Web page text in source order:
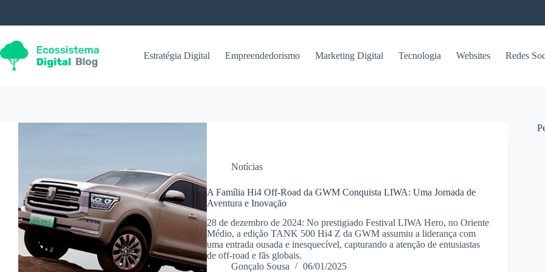
o
Estratégia Digital Empreendedorismo Marketing Digital Tecnologia Websites Redes
Notícias
A Família Hi4 Off-Road da GWM Conquista LIWA: Uma Jornada de
Aventura e Inovação
28 de dezembro de 2024: No prestigiado Festival LIWA Hero, no Oriente
Médio, a edição TANK 500 Hi4 Z da GWM assumiu a liderança com
uma entrada ousada e inesquecível, capturando a atenção de entusiastas
de off-road e fãs globais.
Gonçalo Sousa
06/01/2025